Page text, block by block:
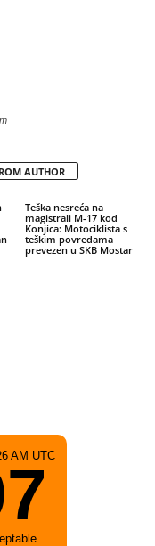
AUTHOR
Teška nesreća na
magistrali M-17 kod
Konjica: Motociklista s
teškim povredama
prevezen u SKB Mostar
AM UTC